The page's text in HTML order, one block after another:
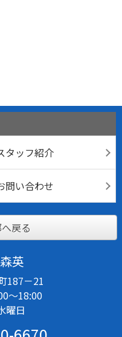
タッフ紹介
問い合わせ
戻る
英
187－21
～18:00
曜日